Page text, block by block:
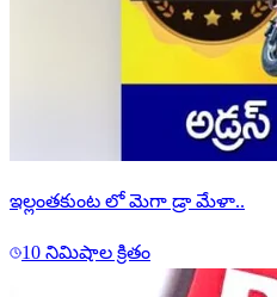
ఇల్లంతకుంట లో మెగా డ్రా మేళా..
10 నిమిషాల క్రితం